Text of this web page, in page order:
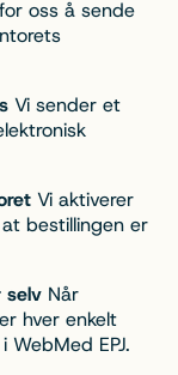
oss å sende
Vi sender et
Vi aktiverer
bestillingen er
selv Når
hver enkelt
EPJ.